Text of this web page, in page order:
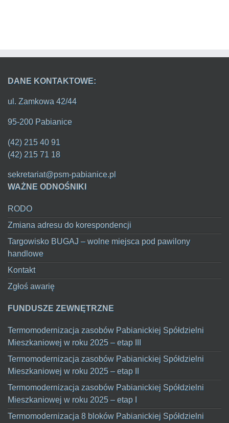
DANE KONTAKTOWE:
ul. Zamkowa 42/44
95-200 Pabianice
(42) 215 40 91
(42) 215 71 18
sekretariat@psm-pabianice.pl
WAŻNE ODNOŚNIKI
RODO
Zmiana adresu do korespondencji
Targowisko BUGAJ – wolne miejsca pod pawilony
handlowe
Kontakt
Zgłoś awarię
FUNDUSZE ZEWNĘTRZNE
Termomodernizacja zasobów Pabianickiej Spółdzielni
Mieszkaniowej w roku 2025 – etap III
Termomodernizacja zasobów Pabianickiej Spółdzielni
Mieszkaniowej w roku 2025 – etap II
Termomodernizacja zasobów Pabianickiej Spółdzielni
Mieszkaniowej w roku 2025 – etap I
Termomodernizacja 8 bloków Pabianickiej Spółdzielni